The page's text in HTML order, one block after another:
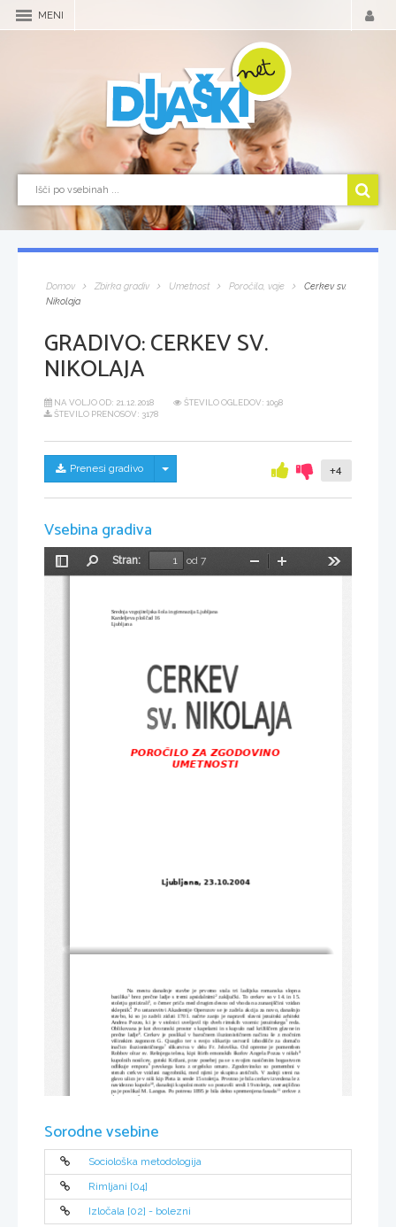
MENI
Domov Zbirka gradiv Umetnost Poročila, vaje
Cerkev sv.
Nikolaja
GRADIVO:CERKEV SV.
NIKOLAJA
NA VOLJO OD: 21.12.2018
ŠTEVILO OGLEDOV: 1098
ŠTEVILO PRENOSOV: 3178
Prenesi gradivo Skrij/prikaži meni +4
Vsebina gradiva
Preklopi
Stran:
od 7
Pomanjšaj
Srednja vzgojiteljska šola in gimnazija Ljubljana
Kardeljeva ploščad 16
Ljubljana
POROČILO ZA ZGODOVINO
UMETNOSTI
Ljubljana, 23.10.2004
Na   mestu   današnje   stavbe   je   prvotno   stala   tri   ladijska   romanska   slopna
bazilika1 brez prečne ladje s tremi apsidalnimi2 zaključki. To cerkev so v 14. in 15.
stoletju gotizirali3
, o čemer priča med drugim desno od vhoda na zunanjščini vzidan
sklepnik 4. Po ustanovitvi Akademije Operozov se je začela akcija za novo, današnjo
stavbo, ki so jo začeli zidati 1701. načrte zanjo je napravil slavni jezuitski arhitekt
Andrea Pozzo, ki je v stolnici uveljavil tip dveh rimskih vzornic jezuitskega5
  reda.
Oblikovana je kot dvoranski prostor s kapelami in s kupulo nad križiščem glavne in
prečne ladje6. Cerkev je poslikal v baročnem iluzionističnem načinu še z močnim
višinskim zagonom G. Quaglio ter s svojo slikarijo ustvaril izhodišče za domačo
inačico iluzionističnega 7
  slikarstva v delu Fr. Jelovška. Od opreme je pomemben
Robbov oltar sv. Rešnjega telesa, kipi štirih emonskih škofov Angela Pozza v nišah8
kupolnih nosilcev, gotski Križani, prav posebej pa se s svojim nasičenim bogastvom
odlikuje empora 9
  pevskega kora z orgelsko omaro. Zgodovinsko so pomembni v
stenah cerkve vzidani nagrobniki, med njimi je skupina antičnih. V zadnji steni na
glavo ulico je v niši kip Pieta iz srede 15 stoletja. Prvotno je bila cerkev izvedena le z
navidezno kupolo10, današnji kupolni motiv so postavili sredi 19 stoletja, notranjščino
pa je poslikal M. Langus. Po potresu 1895 je bila delno spremenjena fasada
cerkve z
dvema zvonikoma.
značilni tloris bazilike
apsida in apsida -e ž (a; i) arhit. polkrožni zaključek stavbnega prostora, zlasti cerkve: romanska
apsida; tip enoladijske stavbe s polkrožno apsido / mnogokotna apsida
4 sklepnik -a m (e) um. središčni kamen, v katerem se stikajo rebra gotskih obokov: sklepnik na stropu;
Sorodne vsebine
Sociološka metodologija
Rimljani [04]
Izločala [02] - bolezni